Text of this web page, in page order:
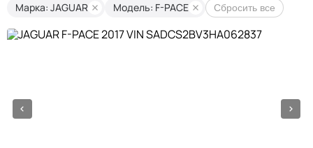
Марка: JAGUAR Модель: F-PACE Сбросить все